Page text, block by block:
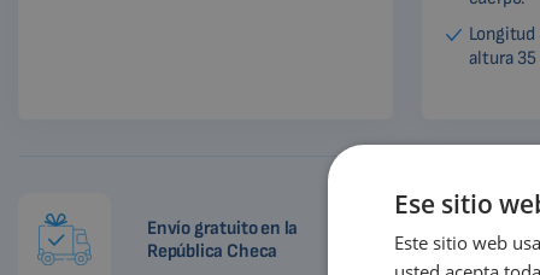
altura
Envío gratuito en la
República Checa
Ese sitio
Este sitio web